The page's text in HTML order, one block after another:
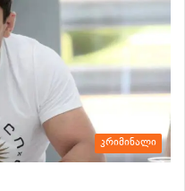
კრიმინალი